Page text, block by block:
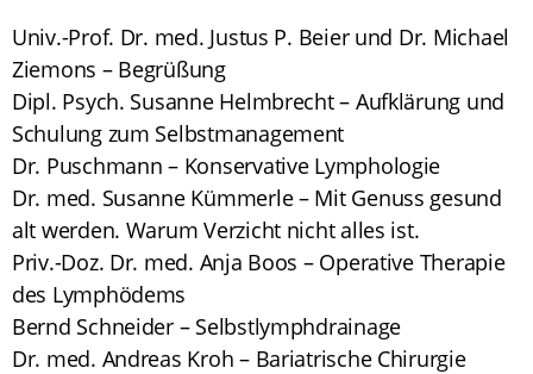
Univ.-Prof. Dr. med. Justus P. Beier und Dr. Michael
Ziemons – Begrüßung
Dipl. Psych. Susanne Helmbrecht – Aufklärung und
Schulung zum Selbstmanagement
Dr. Puschmann – Konservative Lymphologie
Dr. med. Susanne Kümmerle – Mit Genuss gesund
alt werden. Warum Verzicht nicht alles ist.
Priv.-Doz. Dr. med. Anja Boos – Operative Therapie
des Lymphödems
Bernd Schneider – Selbstlymphdrainage
Dr. med. Andreas Kroh – Bariatrische Chirurgie